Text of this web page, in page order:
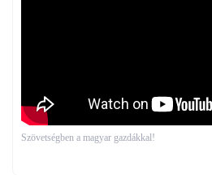
Szövetségben a magyar gazdákkal!